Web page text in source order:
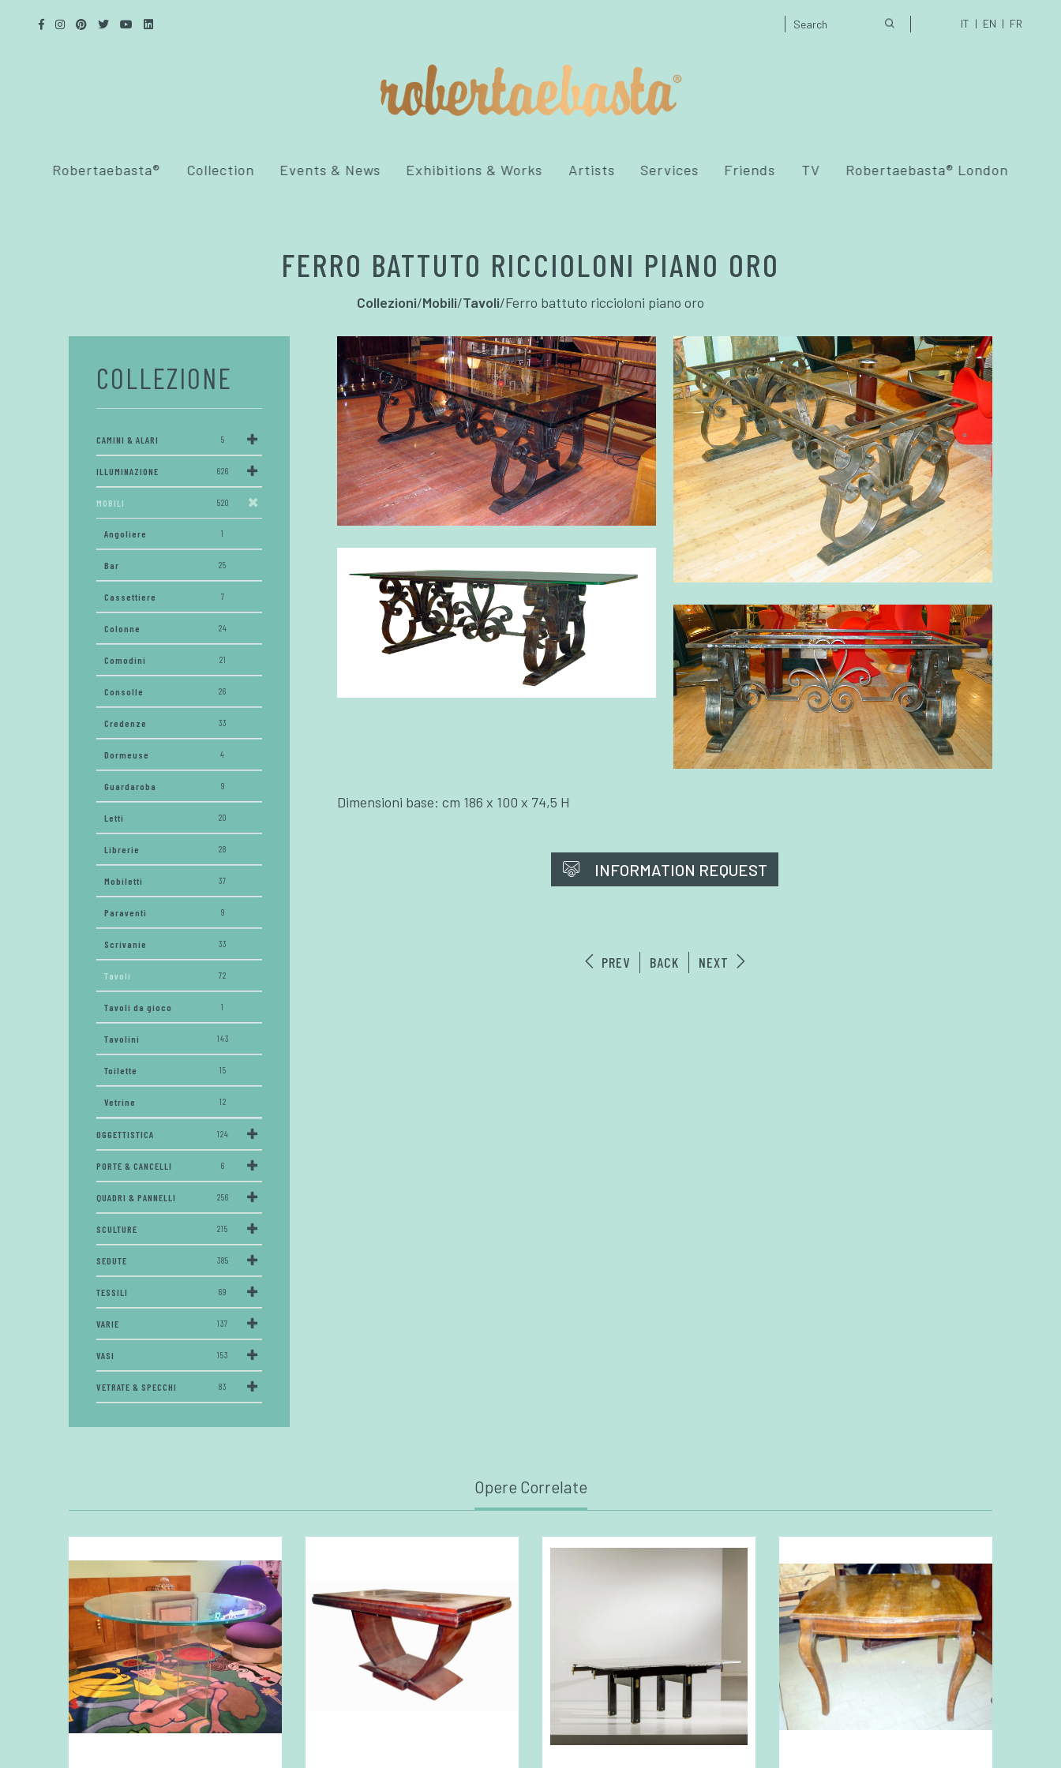
IT EN FR
Robertaebasta® Collection Events & News Exhibitions & Works Artists Services Friends TV Robertaebasta® London
FERRO BATTUTO RICCIOLONI PIANO ORO
Collezioni/Mobili/Tavoli/Ferro battuto riccioloni piano oro
Dimensioni base: cm 186 x 100 x 74,5 H
INFORMATION REQUEST
PREV BACK NEXT
COLLEZIONE
CAMINI & ALARI 5
ILLUMINAZIONE 626
MOBILI 520
Angoliere 1
Bar 25
Cassettiere 7
Colonne 24
Comodini 21
Consolle 26
Credenze 33
Dormeuse 4
Guardaroba 9
Letti 20
Librerie 28
Mobiletti 37
Paraventi 9
Scrivanie 33
Tavoli 72
Tavoli da gioco 1
Tavolini 143
Toilette 15
Vetrine 12
OGGETTISTICA 124
PORTE & CANCELLI 6
QUADRI & PANNELLI 256
SCULTURE 215
SEDUTE 385
TESSILI 69
VARIE 137
VASI 153
VETRATE & SPECCHI 83
Opere Correlate